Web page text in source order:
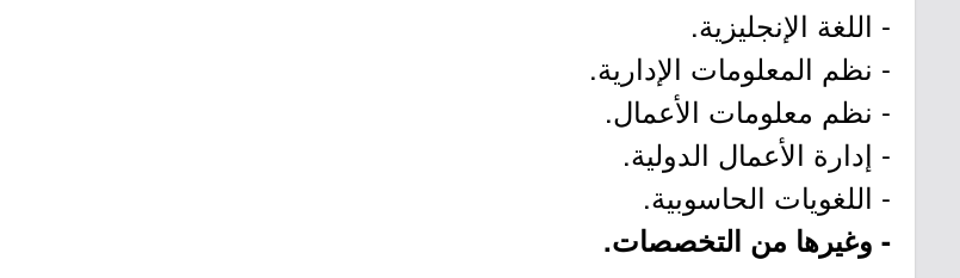
- اللغة الإنجليزية.
- نظم المعلومات الإدارية.
- نظم معلومات الأعمال.
- إدارة الأعمال الدولية.
- اللغويات الحاسوبية.
- وغيرها من التخصصات.